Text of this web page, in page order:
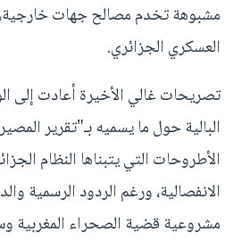
مشبوهة تخدم مصالح جهات خارجية،
العسكري الجزائري.
تصريحات غالي الأخيرة أعادت إلى
البالية حول ما يسميه بـ"تقرير
الأطروحات التي يتبناها النظام
الانفصالية، ورغم الردود الرسمية
مشروعية قضية الصحراء المغربية